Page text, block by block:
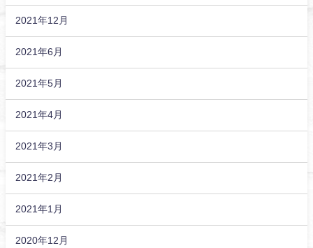
2021年12月
2021年6月
2021年5月
2021年4月
2021年3月
2021年2月
2021年1月
2020年12月